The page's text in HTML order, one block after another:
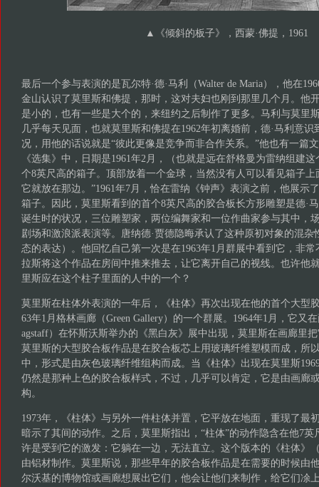
▲《倾斜的板子》，西蒙·佛提，1961
最后一个参与表演的是瓦尔特·德·马利（Walter de Maria），他在
金山认识了莫里斯和佛提，那时，这对夫妇也刚到那里几个月。他
是小的，也有一些是大个的，来纽约之后制作了更多。马利与莫里
几乎每天见面，也就莫里斯和佛提在1962年初离婚前，德·马利意
况，用他的话说就是“彼此更像是竞争而非合作关系。”他也有一篇
《选集》中，日期是1961年2月，（也就是远在舒格曼为雷纳组建
个8英尺高的箱子。顶部放着一个金球，当然没有人可以看见箱子
它就放在那边。”1961年7月，恰在雷纳《钟声》表演之前，他展示
箱子。因此，莫里斯看到的首个8英尺高的胶合板长方形雕塑是德·
诞生时的状况，三位雕塑家，两位编舞家和一位作曲家参与其中，
剧场和激浪派表演等。唐纳德·贾德隐晦承认了这种原初对象的混杂
态的表达）。他回忆自己第一次是在1963年1月群展中看到它，非
拉斯将这个作品在房间中推来推去，让它离开自己的视线。也许他
里斯应在这个柱子里面的人中的一个？
莫里斯在柱体外表演的一年后，《柱体》再次出现在他的首个大型
63年1月格林画廊（Green Gallery）的一个群展。1964年1月，它又
agstaff）在怀斯沃斯举办的《黑白灰》展中出现，莫里斯在画廊里
莫里斯的大型胶合板作品是在胶合板芯上用玻璃纤维塑模而成，所
中，形式是由灰色玻璃纤维组构而成。当《柱体》出现在莫里斯
仍然是那种上色的胶合板样式，不过，几乎可以肯定，它是由画廊
构。
1973年，《柱体》与另外一件柱体并置，它平放在地面，重现了最
暗示了其间的动作。之后，莫里斯指出，“柱体”的动作隐含在他7
许是受到它的激发：它躺在一边，无法直立。这个版本的《柱体》
由铝材制作。莫里斯说，那些早年的胶合板作品是在需要的时候由
尔沃基的博物馆或画廊想展出它们，他会让他们来制作，给它们凃